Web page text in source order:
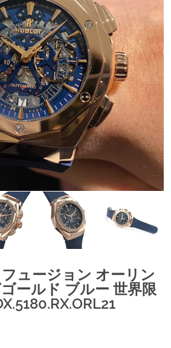
ュージョン オーリン
ールド ブルー 世界限